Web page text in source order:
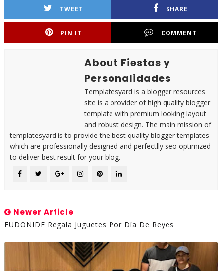
TWEET SHARE
PIN IT COMMENT
About Fiestas y
Personalidades
Templatesyard is a blogger resources
site is a provider of high quality blogger
template with premium looking layout
and robust design. The main mission of
templatesyard is to provide the best quality blogger templates
which are professionally designed and perfectlly seo optimized
to deliver best result for your blog.
Newer Article
FUDONIDE Regala Juguetes Por Día De Reyes